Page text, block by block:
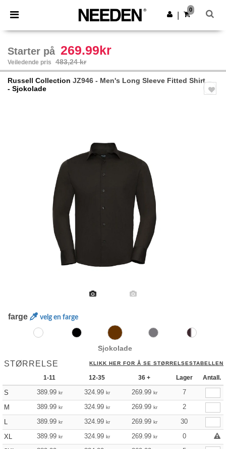
× Needen-app
Bedre priser i appen!
Last ned app
0
Starter på 269.99kr
Veiledende pris 483,24 kr
Russell Collection JZ946 - Men's Long Sleeve Fitted Shirt
- Sjokolade
farge velg en farge
Sjokolade
STØRRELSE KLIKK HER FOR Å SE STØRRELSESTABELLEN
1-11 12-35 36 + Lager Antall.
S 389.99 kr 324.99 kr 269.99 kr
7
M
389.99 kr 324.99 kr 269.99 kr
2
L
389.99 kr 324.99 kr 269.99 kr
30
XL
389.99 kr 324.99 kr 269.99 kr
0